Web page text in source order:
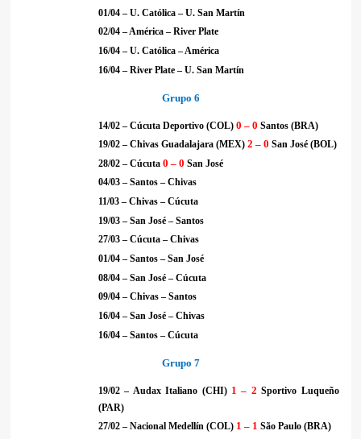
01/04 – U. Católica – U. San Martín
02/04 – América – River Plate
16/04 – U. Católica – América
16/04 – River Plate – U. San Martín
Grupo 6
14/02 – Cúcuta Deportivo (COL)0 – 0 Santos (BRA)
19/02 – Chivas Guadalajara (MEX)2 – 0 San José (BOL)
28/02 – Cúcuta0 – 0 San José
04/03 – Santos – Chivas
11/03 – Chivas – Cúcuta
19/03 – San José – Santos
27/03 – Cúcuta – Chivas
01/04 – Santos – San José
08/04 – San José – Cúcuta
09/04 – Chivas – Santos
16/04 – San José – Chivas
16/04 – Santos – Cúcuta
Grupo 7
19/02 – Audax Italiano (CHI) 1 – 2 Sportivo Luqueño
(PAR)
27/02 – Nacional Medellín (COL) 1 – 1 São Paulo (BRA)